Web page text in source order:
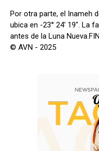
Por otra parte, el Inameh
ubica en -23° 24' 19". La
antes de la Luna
© AVN - 2025